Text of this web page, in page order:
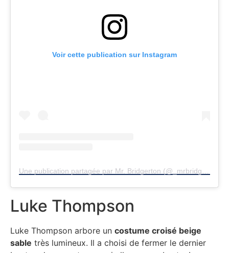
Luke Thompson
Luke Thompson arbore un costume croisé beige
sable très lumineux. Il a choisi de fermer le dernier
Voir cette publication sur Instagram